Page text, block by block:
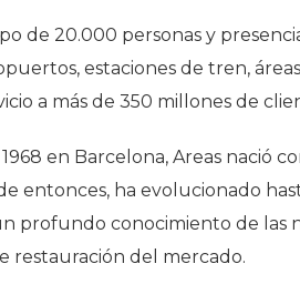
de 20.000 personas y
estaciones de tren,
a más de 350 millones de
en Barcelona, Areas nació
entonces, ha evolucionado
profundo conocimiento de las
restauración del mercado.